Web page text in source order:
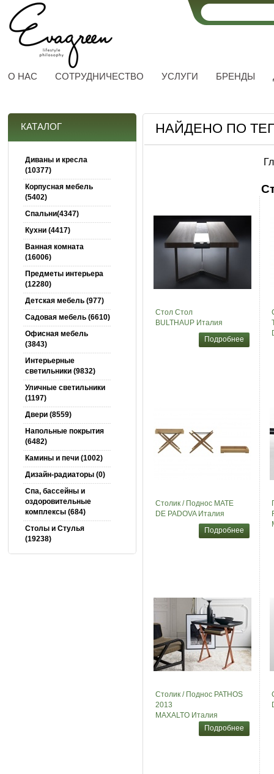
О НАС СОТРУДНИЧЕСТВО УСЛУГИ БРЕНДЫ
КАТАЛОГ
Диваны и кресла
(10377)
Корпусная мебель
(5402)
Спальни(4347)
Кухни (4417)
Ванная комната
(16006)
Предметы интерьера
(12280)
Детская мебель (977)
Садовая мебель (6610)
Офисная мебель
(3843)
Интерьерные
светильники (9832)
Уличные светильники
(1197)
Двери (8559)
Напольные покрытия
(6482)
Камины и печи (1002)
Дизайн-радиаторы (0)
Спа, бассейны и
оздоровительные
комплексы (684)
Столы и Cтулья
(19238)
НАЙДЕНО ПО
Стол Стол
BULTHAUP Италия
Подробнее
Столик / Поднос MATE
DE PADOVA Италия
Подробнее
Столик / Поднос PATHOS
2013
MAXALTO Италия
Подробнее